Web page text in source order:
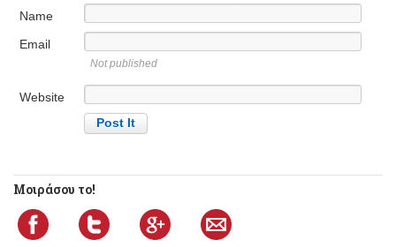
Name
Email
Not published
Website
Μοιράσου το!